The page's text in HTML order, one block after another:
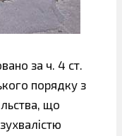
за ч. 4 ст.
порядку з
що